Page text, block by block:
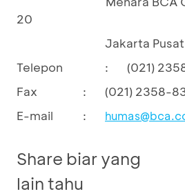
20
Jakarta Pusat
Telepon
:
(021)
Fax
:
(021) 2358-
E-mail
:
Share biar yang
lain tahu